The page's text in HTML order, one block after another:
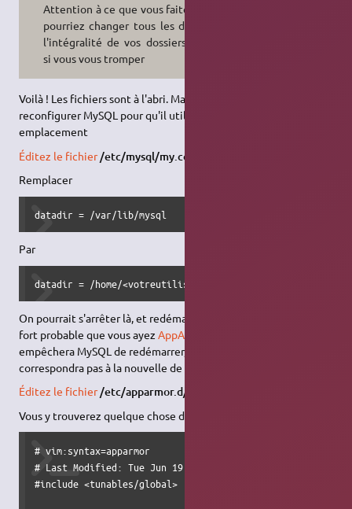
Attention à ce que vous faites ! Vous
pourriez changer tous les droits sur
l'intégralité de vos dossiers/fichiers
si vous vous tromper
Voilà ! Les fichiers sont à l'abri. Maintenant, il reste à
reconfigurer MySQL pour qu'il utilise dorénavant le nouvel
emplacement
Éditez le fichier /etc/mysql/my.conf
Remplacer
datadir = /var/lib/mysql
Par
datadir = /home/<votreutilisateur>/MySQL
On pourrait s'arrêter là, et redémarrer MySQL. Seulement, il est
fort probable que vous ayezAppArmor
empêchera MySQL de redémarrer, car sa configuration ne
correspondra pas à la nouvelle de MySQL
Éditez le fichier/etc/apparmor.d/usr.sbin.mysqld
Vous y trouverez quelque chose de similaire
# vim:syntax=apparmor
# Last Modified: Tue Jun 19 17:37:30 2007
#include <tunables/global>